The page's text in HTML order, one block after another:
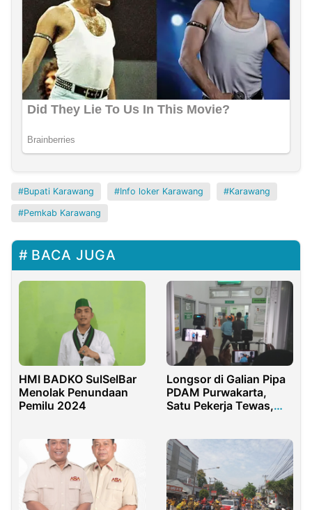
Bupati Karawang Info loker Karawang Karawang
Pemkab Karawang
BACA JUGA
HMI BADKO SulSelBar
Menolak Penundaan
Pemilu 2024
Longsor di Galian Pipa
PDAM Purwakarta,
Satu Pekerja Tewas,